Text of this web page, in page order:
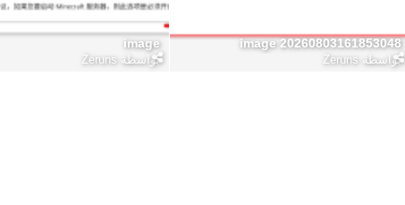
image
بواسطة Zeruns
image 20260803161853048
بواسطة Zeruns